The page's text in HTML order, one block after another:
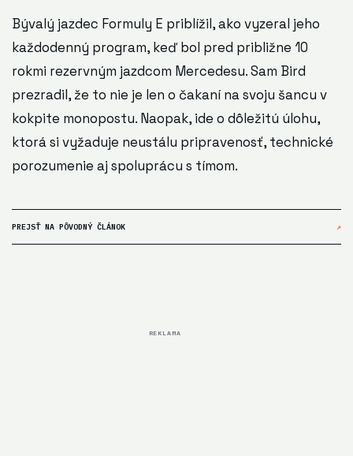
Bývalý jazdec Formuly E priblížil, ako vyzeral jeho
každodenný program, keď bol pred približne 10
rokmi rezervným jazdcom Mercedesu. Sam Bird
prezradil, že to nie je len o čakaní na svoju šancu v
kokpite monopostu. Naopak, ide o dôležitú úlohu,
ktorá si vyžaduje neustálu pripravenosť, technické
porozumenie aj spoluprácu s tímom.
PREJSŤ NA PÔVODNÝ ČLÁNOK ↗
REKLAMA